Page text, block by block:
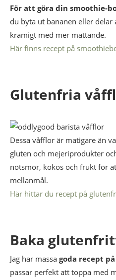
För att göra din smoothie-
du byta ut bananen eller
krämigt med mer mättande.
Här finns recept på
Glutenfria
Dessa våfflor är matigare än
gluten och mejeriprodukter
nötsmör, kokos och frukt för
mellanmål.
Här hittar du recept på
Baka
Jag har massa goda recept
passar perfekt att toppa med